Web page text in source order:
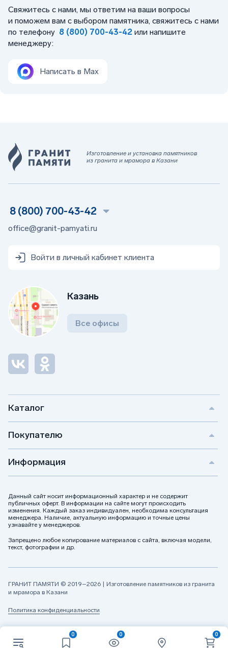
0 0 0
Свяжитесь с нами, мы ответим на ваши вопросы
и поможем вам с выбором памятника, свяжитесь с нами
по телефону 8 (800) 700-43-42 или напишите
менеджеру:
Написать в Max
Изготовление и установка памятников
из гранита и мрамора в Казани
Каталог
Покупателю
Информация
Данный сайт носит информационный характер и не содержит
публичных оферт. В информации на сайте могут происходить
изменения. Каждый заказ индивидуален, необходима консультация
менеджера. Наличие, актуальную информацию и точные цены
узнавайте у менеджеров.
Запрещено любое копирование материалов с сайта, включая модели,
текст, фотографии и др.
8 (800) 700-43-42
office@granit-pamyati.ru
Войти в личный кабинет клиента
Казань
Все офисы
ГРАНИТ ПАМЯТИ © 2019–2026 | Изготовление памятников из гранита
и мрамора в Казани
Политика конфиденциальности